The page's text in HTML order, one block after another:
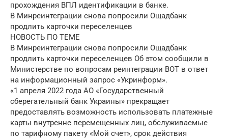
прохождения ВПЛ идентификации в банке.
В Минреинтеграции снова попросили Ощадбанк
продлить карточки переселенцев
НОВОСТЬ ПО ТЕМЕ
В Минреинтеграции снова попросили Ощадбанк
продлить карточки переселенцев Об этом сообщили в
Министерстве по вопросам реинтеграции ВОТ в ответ
на информационный запрос «Укринформ».
«1 апреля 2022 года АО «Государственный
сберегательный банк Украины» прекращает
предоставлять возможность использовать платежные
карты внутренне перемещенных лиц, обслуживаемые
по тарифному пакету «Мой счет», срок действия